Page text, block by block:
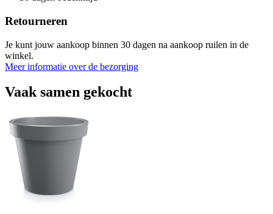
Retourneren
Je kunt jouw aankoop binnen 30 dagen na aankoop ruilen in de
winkel.
Meer informatie over de bezorging
Vaak samen gekocht